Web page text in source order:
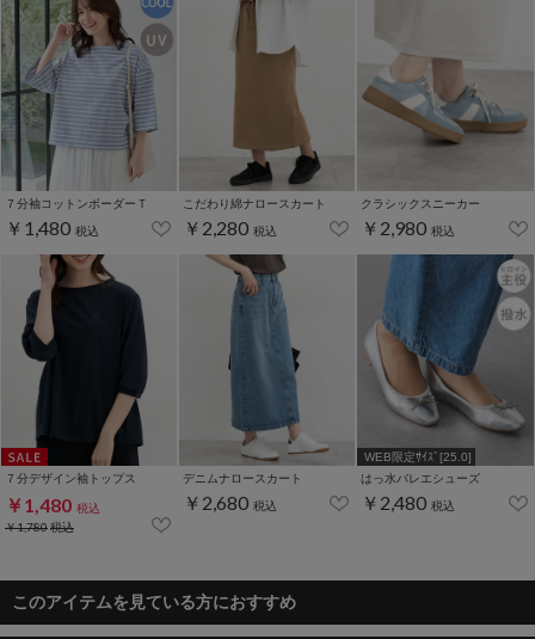
７分袖コットンボーダーＴ
￥1,480 税込
こだわり綿ナロースカート
￥2,280 税込
クラシックスニーカー
￥2,980 税込
７分デザイン袖トップス
￥1,480 税込
￥1,780税込
デニムナロースカート
￥2,680 税込
WEB限定ｻｲｽﾞ[25.0]
はっ水バレエシューズ
￥2,480 税込
このアイテムを見ている方におすすめ